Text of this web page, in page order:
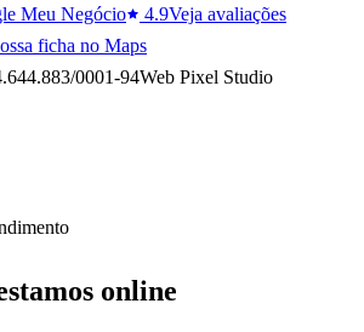
Meu Negócio
4.9Veja avaliações
ficha no Maps
0001-94Web Pixel Studio
online